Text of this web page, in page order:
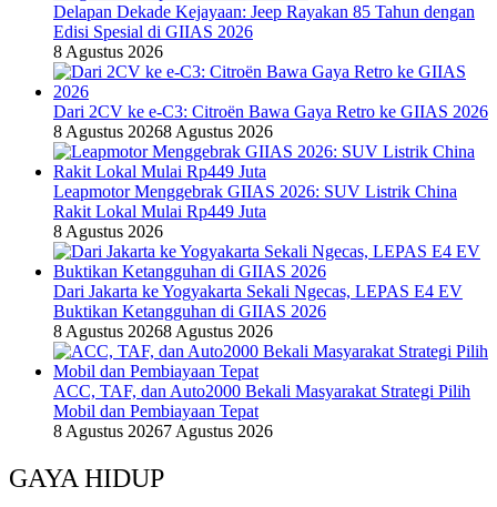
Delapan Dekade Kejayaan: Jeep Rayakan 85 Tahun dengan
Edisi Spesial di GIIAS 2026
8 Agustus 2026
Dari 2CV ke e-C3: Citroën Bawa Gaya Retro ke GIIAS 2026
8 Agustus 20268 Agustus 2026
Leapmotor Menggebrak GIIAS 2026: SUV Listrik China
Rakit Lokal Mulai Rp449 Juta
8 Agustus 2026
Dari Jakarta ke Yogyakarta Sekali Ngecas, LEPAS E4 EV
Buktikan Ketangguhan di GIIAS 2026
8 Agustus 20268 Agustus 2026
ACC, TAF, dan Auto2000 Bekali Masyarakat Strategi Pilih
Mobil dan Pembiayaan Tepat
8 Agustus 20267 Agustus 2026
GAYA HIDUP